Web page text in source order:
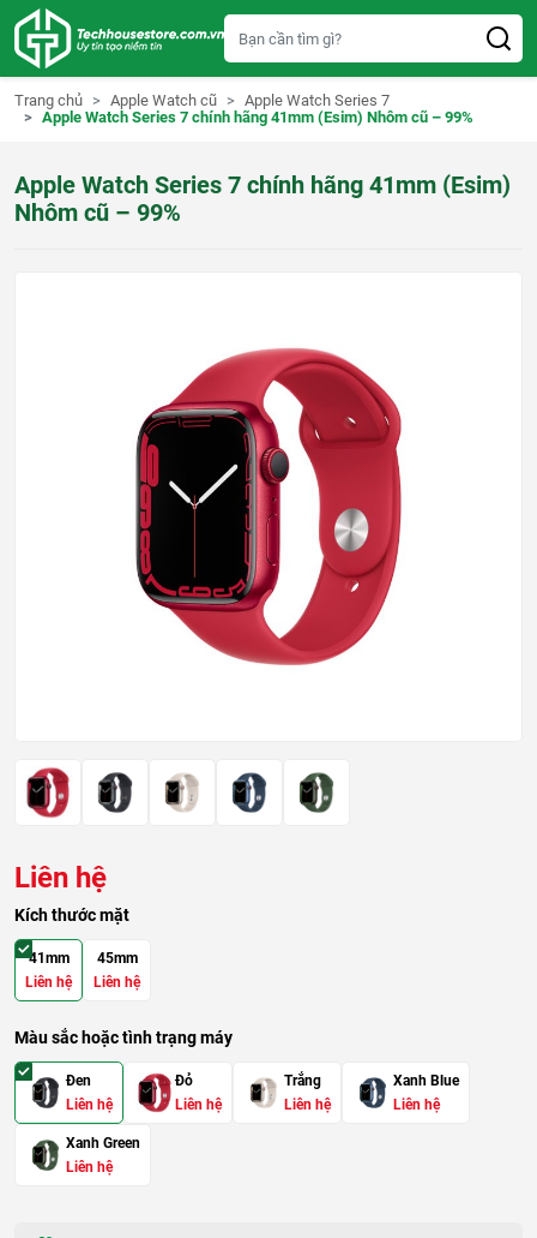
Trang chủ Apple Watch cũ
Apple Watch Series 7
Apple Watch Series 7 chính hãng 41mm (Esim) Nhôm cũ – 99%
Apple Watch Series 7 chính hãng 41mm (Esim)
Nhôm cũ – 99%
Liên hệ
Kích thước mặt
41mm
Liên hệ
45mm
Liên hệ
Màu sắc hoặc tình trạng máy
Đen
Liên hệ
Đỏ
Liên hệ
Trắng
Liên hệ
Xanh Blue
Liên hệ
Xanh Green
Liên hệ